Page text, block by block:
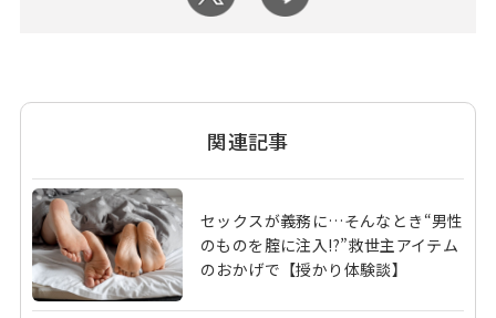
関連記事
セックスが義務に…そんなとき“男性
のものを腟に注入!?”救世主アイテム
のおかげで【授かり体験談】